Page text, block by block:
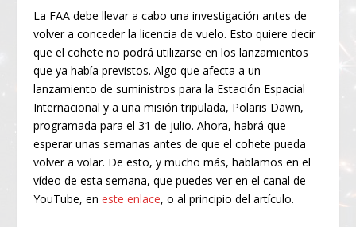
La FAA debe llevar a cabo una investigación antes de
volver a conceder la licencia de vuelo. Esto quiere decir
que el cohete no podrá utilizarse en los lanzamientos
que ya había previstos. Algo que afecta a un
lanzamiento de suministros para la Estación Espacial
Internacional y a una misión tripulada, Polaris Dawn,
programada para el 31 de julio. Ahora, habrá que
esperar unas semanas antes de que el cohete pueda
volver a volar. De esto, y mucho más, hablamos en el
vídeo de esta semana, que puedes ver en el canal de
YouTube, eneste enlace, o al principio del artículo.